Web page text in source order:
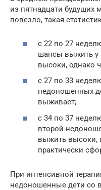
из пятнадцати будущих
повезло, такая
с 22 по 27
шансы выжить у
высоки, однако
с 27 по 33
недоношенных
выживает;
с 34 по 37
второй
выжить высоки,
практически
При интенсивной
недоношенные дети со